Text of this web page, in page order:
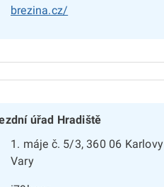
brezina.cz/
úřad Hradiště
1. máje č. 5/3, 360 06 Karlovy
Vary